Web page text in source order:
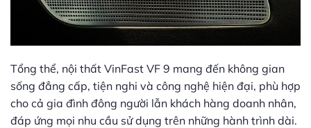
Tổng thể, nội thất VinFast VF 9 mang đến không gian
sống đẳng cấp, tiện nghi và công nghệ hiện đại, phù hợp
cho cả gia đình đông người lẫn khách hàng doanh nhân,
đáp ứng mọi nhu cầu sử dụng trên những hành trình dài.